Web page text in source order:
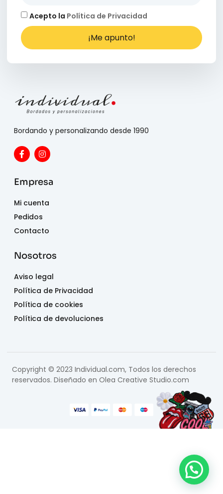
Acepto la Política de Privacidad
¡Me apunto!
Bordando y personalizando desde 1990
Empresa
Mi cuenta
Pedidos
Contacto
Nosotros
Aviso legal
Política de Privacidad
Política de cookies
Política de devoluciones
Copyright © 2023 Individual.com, Todos los derechos
reservados. Diseñado en Olea Creative Studio.com